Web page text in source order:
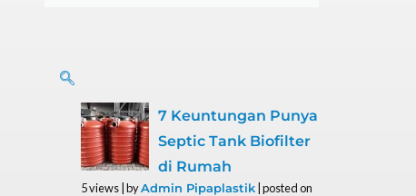
7 Keuntungan Punya
Septic Tank Biofilter
di Rumah
5 views byAdmin Pipaplastik posted on